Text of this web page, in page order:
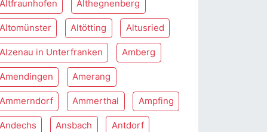
Altfraunhofen Althegnenberg
Altomünster Altötting Altusried
Alzenau in Unterfranken Amberg
Amendingen Amerang
Ammerndorf Ammerthal Ampfing
Andechs Ansbach Antdorf